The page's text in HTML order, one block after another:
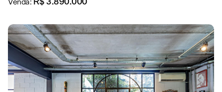
Venda: R$ 3.890.000